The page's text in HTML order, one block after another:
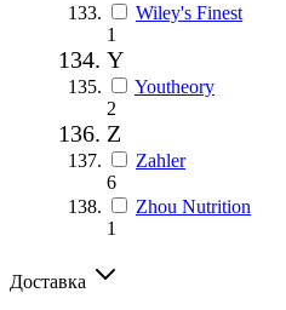
Wiley's Finest
1
Y
Youtheory
2
Z
Zahler
6
Zhou Nutrition
1
Доставка